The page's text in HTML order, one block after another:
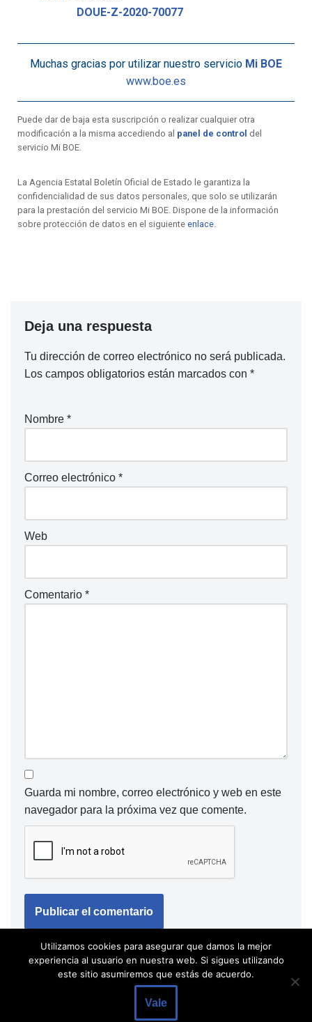
DOUE-Z-2020-70077
Muchas gracias por utilizar nuestro servicio Mi BOE
www.boe.es
Puede dar de baja esta suscripción o realizar cualquier otra
modificación a la misma accediendo al panel de control del
servicio Mi BOE.
La Agencia Estatal Boletín Oficial de Estado le garantiza la
confidencialidad de sus datos personales, que solo se utilizarán
para la prestación del servicio Mi BOE. Dispone de la información
sobre protección de datos en el siguiente enlace
Deja una respuesta
Tu dirección de correo electrónico no será publicada.
Los campos obligatorios están marcados con *
Nombre *
Correo electrónico *
Web
Comentario *
Guarda mi nombre, correo electrónico y web en este
navegador para la próxima vez que comente.
Utilizamos cookies para asegurar que damos la mejor
experiencia al usuario en nuestra web. Si sigues utilizando
este sitio asumiremos que estás de acuerdo.
Vale